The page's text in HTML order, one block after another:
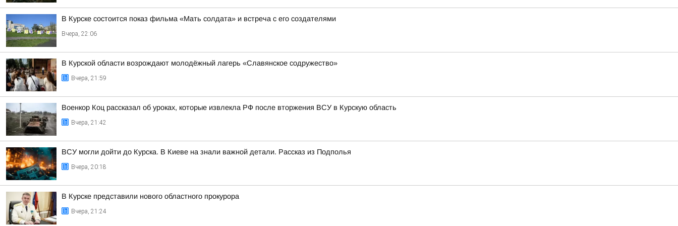
В Курске состоится показ фильма «Мать солдата» и встреча с его создателями
Вчера, 22:06
В Курской области возрождают молодёжный лагерь «Славянское содружество»
Вчера, 21:59
Военкор Коц рассказал об уроках, которые извлекла РФ после вторжения ВСУ в Курскую область
Вчера, 21:42
ВСУ могли дойти до Курска. В Киеве на знали важной детали. Рассказ из Подполья
Вчера, 20:18
В Курске представили нового областного прокурора
Вчера, 21:24